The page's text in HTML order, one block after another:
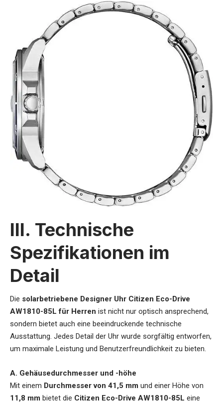
III. Technische
Spezifikationen im
Detail
Die solarbetriebene Designer Uhr Citizen Eco-Drive
AW1810-85L für Herren ist nicht nur optisch ansprechend,
sondern bietet auch eine beeindruckende technische
Ausstattung. Jedes Detail der Uhr wurde sorgfältig entworfen,
um maximale Leistung und Benutzerfreundlichkeit zu bieten.
A. Gehäusedurchmesser und -höhe
Mit einem Durchmesser von 41,5 mm und einer Höhe von
11,8 mm bietet die Citizen Eco-Drive AW1810-85L eine